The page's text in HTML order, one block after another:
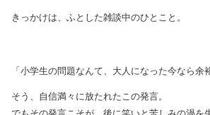
きっかけは、ふとした雑談中のひとこと。
「小学生の問題なんて、大人になった今なら余
そう、自信満々に放たれたこの発言。